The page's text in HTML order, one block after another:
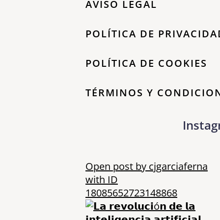
AVISO LEGAL
POLÍTICA DE
POLÍTICA DE COOKIES
TÉRMINOS Y
Open post by cjgarciaferna
with ID
18085652723148868